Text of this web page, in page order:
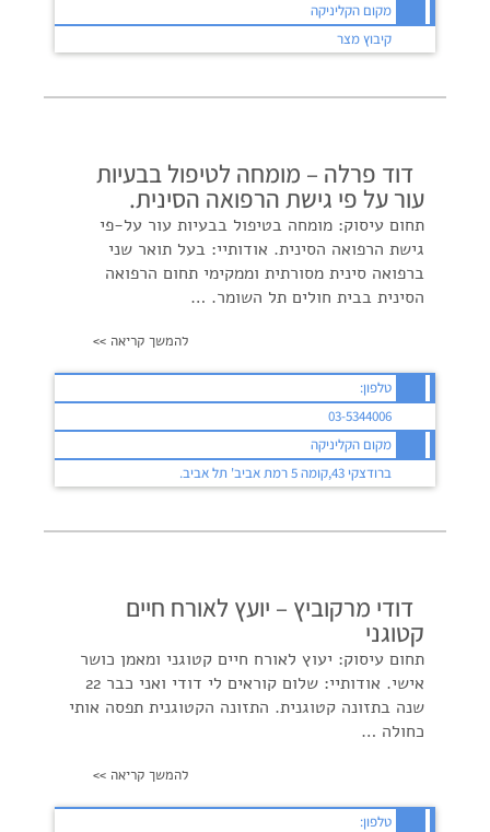
מקום הקליניקה
קיבוץ מצר
דוד פרלה – מומחה לטיפול בבעיות
עור על פי גישת הרפואה הסינית.
תחום עיסוק: מומחה בטיפול בבעיות עור על-פי
גישת הרפואה הסינית. אודותיי: בעל תואר שני
ברפואה סינית מסורתית וממקימי תחום הרפואה
הסינית בבית חולים תל השומר. …
להמשך קריאה >>
טלפון:
03-5344006
מקום הקליניקה
ברודצקי 43,קומה 5 רמת אביב' תל אביב.
דודי מרקוביץ – יועץ לאורח חיים
קטוגני
תחום עיסוק: יעוץ לאורח חיים קטוגני ומאמן כושר
אישי. אודותיי: שלום קוראים לי דודי ואני כבר 22
שנה בתזונה קטוגנית. התזונה הקטוגנית תפסה אותי
כחולה …
להמשך קריאה >>
טלפון: